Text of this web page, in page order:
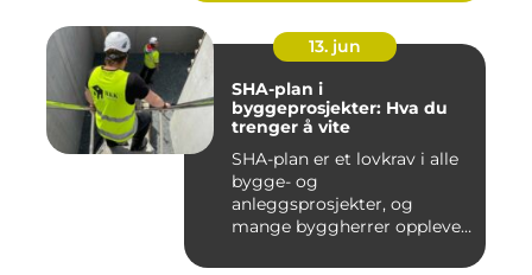
13. jun
SHA-plan i
byggeprosjekter: Hva du
trenger å vite
SHA-plan er et lovkrav i alle
bygge- og
anleggsprosjekter, og
mange byggherrer opplever